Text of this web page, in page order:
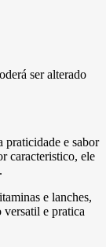
ser alterado
praticidade e sabor
caracteristico, ele
e lanches,
versatil e pratica